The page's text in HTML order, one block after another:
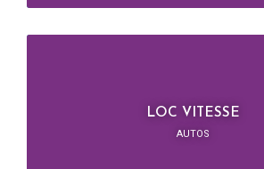
LOC VITESSE
AUTOS